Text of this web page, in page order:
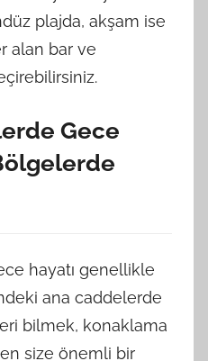
plajda, akşam ise
alan bar ve
Gece
hayatı genellikle
ana caddelerde
bilmek, konaklama
size önemli bir